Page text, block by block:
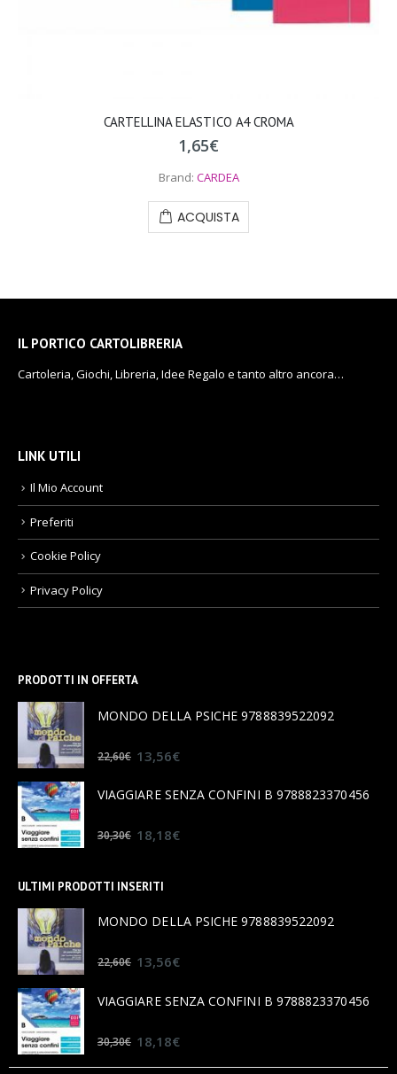
CARTELLINA ELASTICO A4 CROMA
1,65€
Brand: CARDEA
ACQUISTA
IL PORTICO CARTOLIBRERIA
Cartoleria, Giochi, Libreria, Idee Regalo e tanto altro ancora…
LINK UTILI
Il Mio Account
Preferiti
Cookie Policy
Privacy Policy
PRODOTTI IN OFFERTA
MONDO DELLA PSICHE 9788839522092
22,60€ 13,56€
VIAGGIARE SENZA CONFINI B 9788823370456
30,30€ 18,18€
ULTIMI PRODOTTI INSERITI
MONDO DELLA PSICHE 9788839522092
22,60€ 13,56€
VIAGGIARE SENZA CONFINI B 9788823370456
30,30€ 18,18€